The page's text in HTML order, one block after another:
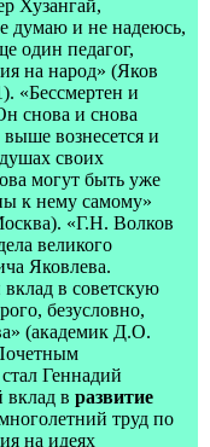
Хузангай,
думаю и не надеюсь,
один педагог,
на народ» (Яков
«Бессмертен и
снова и снова
вознесется и
своих
могут быть уже
к нему самому»
«Г.Н. Волков
великого
Яковлева.
в советскую
безусловно,
(академик Д.О.
Геннадий
в развитие
труд по
на идеях